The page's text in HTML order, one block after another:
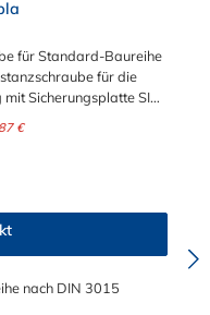
für Standard-Baureihe
für die
Sicherungsplatte SIG.
Stahl und Edelstahl
€
Preis: